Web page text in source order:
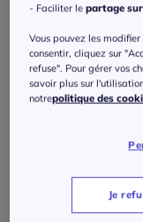
Modèle :
Taille standard
Veuillez
En stock
- Faciliter lepartage
Vous pouvez les
consentir, cliquez sur
refuse". Pour gérer vos
savoir plus sur
notrepolitique des
Je